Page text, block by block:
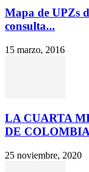
Mapa de UPZs
consulta...
15 marzo, 2016
LA CUARTA
DE
25 noviembre, 2020